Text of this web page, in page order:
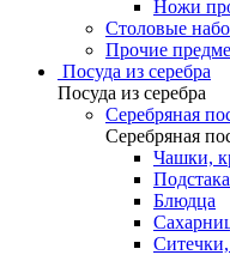
Ножи
Столовые
Прочие
Посуда из серебра
Посуда из серебра
Серебряная
Серебряная
Чашки,
Блюдца